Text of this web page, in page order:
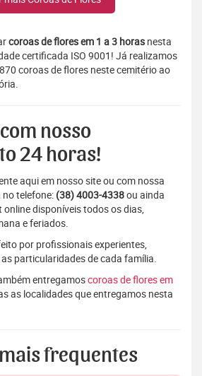
coroas de flores em 1 a 3 horas nesta
certificada ISO 9001! Já realizamos
coroas de flores neste cemitério ao
nosso
24 horas!
aqui em nosso site ou com nossa
telefone: (38) 4003-4338ou ainda
online disponíveis todos os dias,
e feriados.
por profissionais experientes,
particularidades de cada família.
entregamoscoroas de flores em
as localidades que entregamos nesta
frequentes